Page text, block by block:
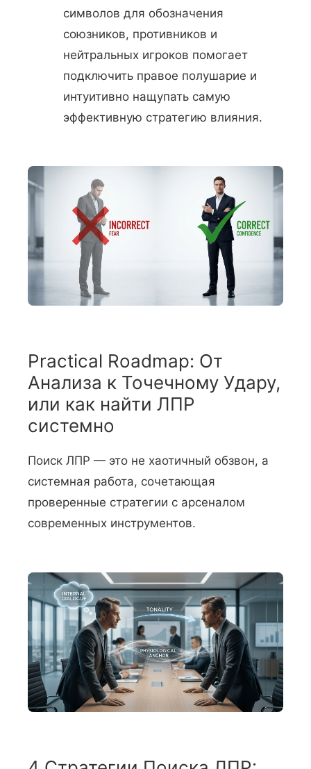
символов для обозначения
союзников, противников и
нейтральных игроков помогает
подключить правое полушарие и
интуитивно нащупать самую
эффективную стратегию влияния.
Practical Roadmap: От
Анализа к Точечному Удару,
или как найти ЛПР
системно
Поиск ЛПР — это не хаотичный обзвон, а
системная работа, сочетающая
проверенные стратегии с арсеналом
современных инструментов.